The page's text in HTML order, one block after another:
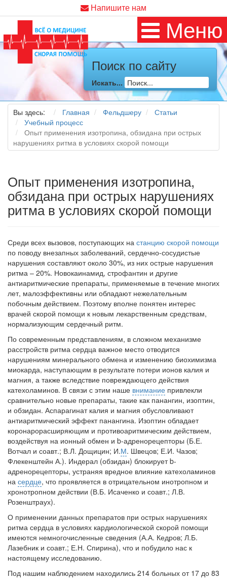
Напишите нам
Меню
Поиск по сайту
Искать...
Вы здесь: Главная Фельдшеру
Статьи
Учебный процесс
Опыт применения изотропина, обзидана при острых
нарушениях ритма в условиях скорой помощи
Опыт применения изотропина,
обзидана при острых нарушениях
ритма в условиях скорой помощи
Среди всех вызовов, поступающих на станцию скорой помощи
по поводу внезапных заболеваний, сердечно-сосудистые
нарушения составляют около 30%, из них острые нарушения
ритма – 20%. Новокаинамид, строфантин и другие
антиаритмические препараты, применяемые в течение многих
лет, малоэффективны или обладают нежелательным
побочным действием. Поэтому вполне понятен интерес
врачей скорой помощи к новым лекарственным средствам,
нормализующим сердечный ритм.
По современным представлениям, в сложном механизме
расстройств ритма сердца важное место отводится
нарушениям минерального обмена и изменению биохимизма
миокарда, наступающим в результате потери ионов калия и
магния, а также вследствие повреждающего действия
катехоламинов. В связи с этим наше внимание привлекли
сравнительно новые препараты, такие как панангин, изоптин,
и обзидан. Аспарагинат калия и магния обусловливают
антиаритмический эффект панангина. Изоптин обладает
коронарорасширяющим и противоаритмическим действием,
воздействуя на ионный обмен и b-адренорецепторы (Б.Е.
Вотчал и соавт.; В.Л. Дощицин; И.М. Швецов; Е.И. Чазов;
Флекенштейн А.). Индерал (обзидан) блокирует b-
адренорецепторы, устраняя вредное влияние катехоламинов
на сердце, что проявляется в отрицательном инотропном и
хронотропном действии (В.Б. Исаченко и соавт.; Л.В.
Розенштраух).
О применении данных препаратов при острых нарушениях
ритма сердца в условиях кардиологической скорой помощи
имеются немногочисленные сведения (А.А. Кедров; Л.Б.
Лазебник и соавт.; Е.Н. Спирина), что и побудило нас к
настоящему исследованию.
Под нашим наблюдением находились 214 больных от 17 до 83